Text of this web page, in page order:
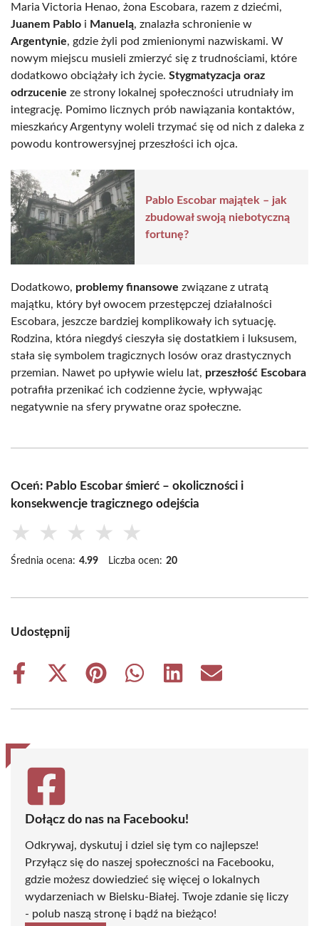
Maria Victoria Henao, żona Escobara, razem z dziećmi,
Juanem Pablo i Manuelą, znalazła schronienie w
Argentynie, gdzie żyli pod zmienionymi nazwiskami. W
nowym miejscu musieli zmierzyć się z trudnościami, które
dodatkowo obciążały ich życie. Stygmatyzacja oraz
odrzucenie ze strony lokalnej społeczności utrudniały im
integrację. Pomimo licznych prób nawiązania kontaktów,
mieszkańcy Argentyny woleli trzymać się od nich z daleka z
powodu kontrowersyjnej przeszłości ich ojca.
Pablo Escobar majątek – jak
zbudował swoją niebotyczną
fortunę?
Dodatkowo, problemy finansowe związane z utratą
majątku, który był owocem przestępczej działalności
Escobara, jeszcze bardziej komplikowały ich sytuację.
Rodzina, która niegdyś cieszyła się dostatkiem i luksusem,
stała się symbolem tragicznych losów oraz drastycznych
przemian. Nawet po upływie wielu lat, przeszłość Escobara
potrafiła przenikać ich codzienne życie, wpływając
negatywnie na sfery prywatne oraz społeczne.
Oceń: Pablo Escobar śmierć – okoliczności i
konsekwencje tragicznego odejścia
★ ★ ★ ★ ★
Średnia ocena: 4.99 Liczba ocen: 20
Udostępnij
Share
Share
(Twitter)
Share
Share
Share
Share
Dołącz do nas na Facebooku!
Odkrywaj, dyskutuj i dziel się tym co najlepsze!
Przyłącz się do naszej społeczności na Facebooku,
gdzie możesz dowiedzieć się więcej o lokalnych
wydarzeniach w Bielsku-Białej. Twoje zdanie się liczy
- polub naszą stronę i bądź na bieżąco!